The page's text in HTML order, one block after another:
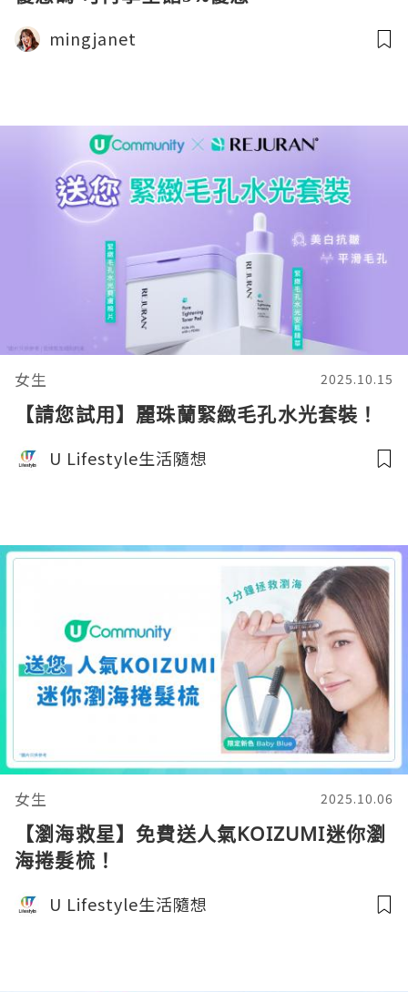
mingjanet
女生 2025.10.15
【請您試用】麗珠蘭緊緻毛孔水光套裝！
U Lifestyle生活隨想
女生 2025.10.06
【瀏海救星】免費送人氣KOIZUMI迷你瀏
海捲髮梳！
U Lifestyle生活隨想